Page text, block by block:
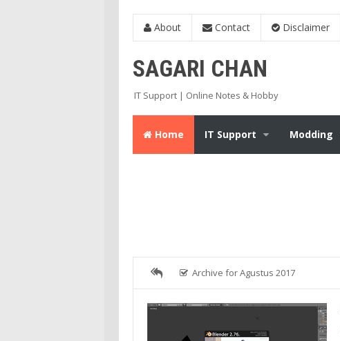
About Contact Disclaimer
SAGARI CHAN
IT Support | Online Notes & Hobby
Home IT Support Modding
Archive for Agustus 2017